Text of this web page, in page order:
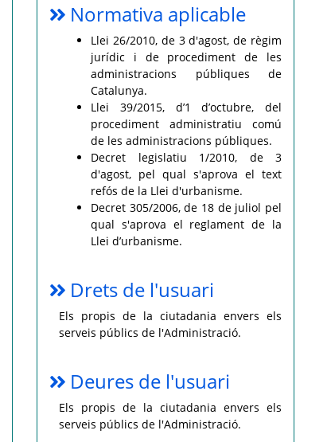
Normativa aplicable
Llei 26/2010, de 3 d'agost, de règim
jurídic i de procediment de les
administracions públiques de
Catalunya.
Llei 39/2015, d’1 d’octubre, del
procediment administratiu comú
de les administracions públiques.
Decret legislatiu 1/2010, de 3
d'agost, pel qual s'aprova el text
refós de la Llei d'urbanisme.
Decret 305/2006, de 18 de juliol pel
qual s'aprova el reglament de la
Llei d’urbanisme.
Drets de l'usuari
Els propis de la ciutadania envers els
serveis públics de l'Administració.
Deures de l'usuari
Els propis de la ciutadania envers els
serveis públics de l'Administració.